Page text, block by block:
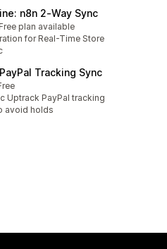
n8n 2‑Way Sync
星
價
plan available
for Real-Time Store
Tracking Sync
星
價
Uptrack PayPal tracking
avoid holds